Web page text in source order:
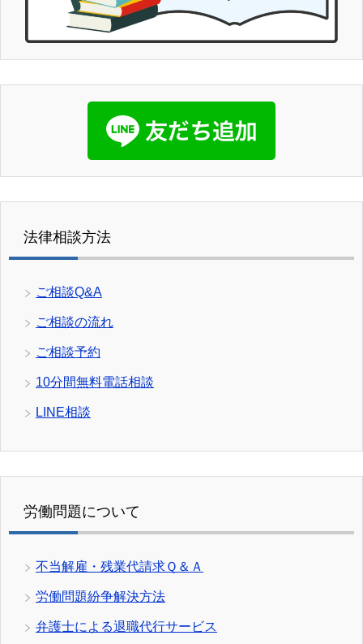
法律相談方法
ご相談Q&A
ご相談の流れ
ご相談予約
10分間無料電話相談
LINE相談
労働問題について
不当解雇・残業代請求Ｑ＆Ａ
労働問題紛争解決方法
弁護士による退職代行サービス